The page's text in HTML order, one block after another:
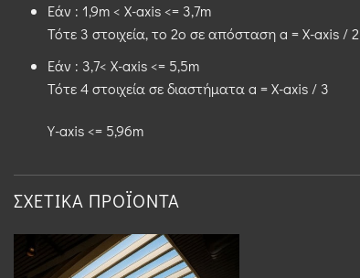
Εάν : 1,9m < X-axis <= 3,7m
Τότε 3 στοιχεία, το 2ο σε απόσταση a = X-axis / 2
Εάν : 3,7< X-axis <= 5,5m
Τότε 4 στοιχεία σε διαστήματα a = X-axis / 3
Y-axis <= 5,96m
ΣΧΕΤΙΚΆ ΠΡΟΪΌΝΤΑ